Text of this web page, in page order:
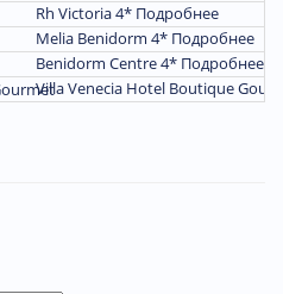
Rh Victoria 4* Подробнее
Melia Benidorm 4* Подробнее
Benidorm Centre 4* Подробнее
Villa Venecia Hotel Boutique